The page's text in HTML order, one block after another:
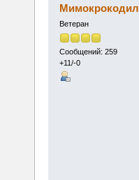
Мимокрокодил
Ветеран
Сообщений: 259
+11/-0